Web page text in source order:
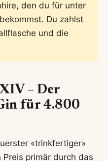
den du für unter
Du zahlst
und die
– Der
für 4.800
«trinkfertiger»
primär durch das